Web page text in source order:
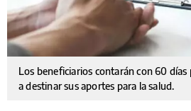
Los beneficiarios contarán con 60
a destinar sus aportes para la salud.